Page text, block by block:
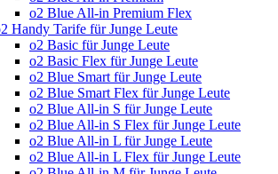
o2 Blue All-in Premium Flex
Handy Tarife für Junge Leute
o2 Basic für Junge Leute
o2 Basic Flex für Junge Leute
o2 Blue Smart für Junge Leute
o2 Blue Smart Flex für Junge Leute
o2 Blue All-in S für Junge Leute
o2 Blue All-in S Flex für Junge Leute
o2 Blue All-in L für Junge Leute
o2 Blue All-in L Flex für Junge Leute